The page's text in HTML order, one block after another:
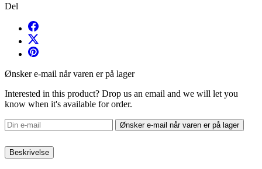
Del
Ønsker e-mail når varen er på lager
Interested in this product? Drop us an email and we will let you
know when it's available for order.
Ønsker e-mail når varen er på lager
Beskrivelse